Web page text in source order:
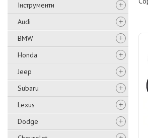
Інструменти
Audi
BMW
Honda
Jeep
Subaru
Lexus
Dodge